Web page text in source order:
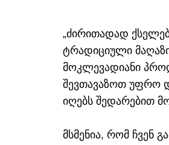
„ძირითადად
ტრადიციული
მოკლევადიანი
შევთავაზოთ უფრო
იღებს შედარებით
მსმენია, რომ ჩვენ